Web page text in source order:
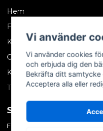
Hem
Företagskund
Kontakta oss
Om oss
Köpvillkor
Tips & trix
SOCIALA MEDIER
Facebook
Vi använder
Vi använder cookies
och erbjuda dig den
Bekräfta ditt
Acceptera alla eller